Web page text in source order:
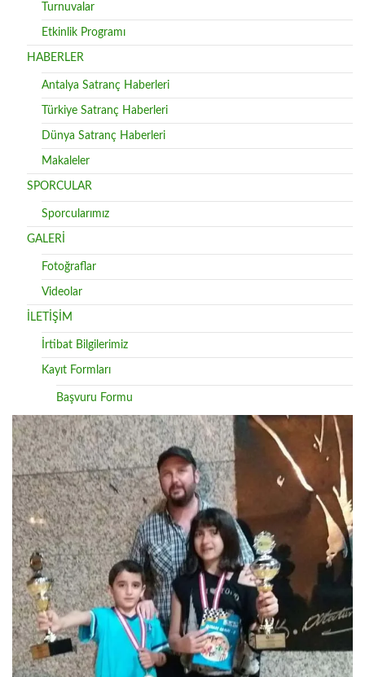
Turnuvalar
Etkinlik Programı
HABERLER
Antalya Satranç Haberleri
Türkiye Satranç Haberleri
Dünya Satranç Haberleri
Makaleler
SPORCULAR
Sporcularımız
GALERİ
Fotoğraflar
Videolar
İLETİŞİM
İrtibat Bilgilerimiz
Kayıt Formları
Başvuru Formu